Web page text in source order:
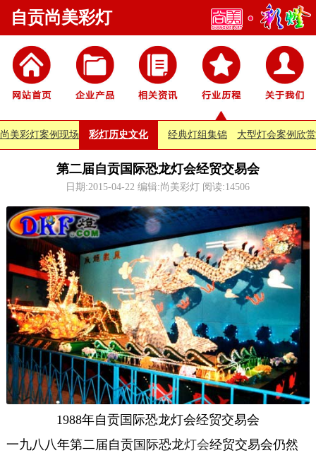
自贡尚美彩灯
尚美彩灯案例现场 彩灯历史文化 经典灯组集锦 大型灯会案例欣赏
第二届自贡国际恐龙灯会经贸交易会
日期:2015-04-22 编辑:尚美彩灯 阅读:14506
1988年自贡国际恐龙灯会经贸交易会
一九八八年第二届自贡国际恐龙灯会经贸交易会仍然